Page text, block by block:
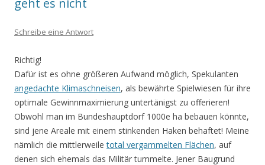
Schreibe eine Antwort
Richtig!
Dafür ist es ohne größeren Aufwand möglich, Spekulanten
angedachte Klimaschneisen, als bewährte Spielwiesen für ihre
optimale Gewinnmaximierung untertänigst zu offerieren!
Obwohl man im Bundeshauptdorf 1000e ha bebauen könnte,
sind jene Areale mit einem stinkenden Haken behaftet! Meine
nämlich die mittlerweiletotal vergammelten Flächen, auf
denen sich ehemals das Militär tummelte. Jener Baugrund